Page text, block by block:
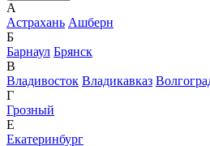
А
Астрахань Ашберн
Б
Барнаул Брянск
В
Владивосток Владикавказ
Г
Грозный
Е
Екатеринбург